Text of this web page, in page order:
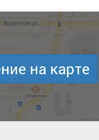
на карте